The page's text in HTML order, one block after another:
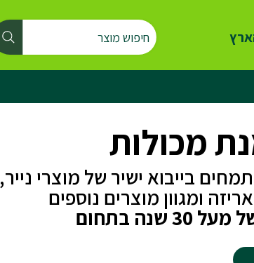
חיפוש מוצר
מכולות
בייבוא ישיר של מוצרי נייר,
ומגוון מוצרים נוספים
בתחום